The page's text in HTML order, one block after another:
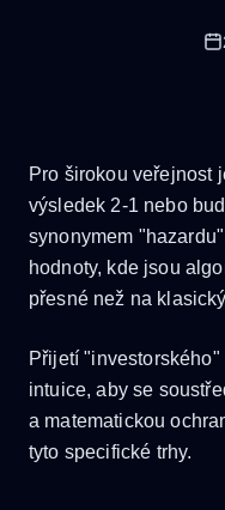
Pro širokou veřejnost
výsledek 2-1 nebo
synonymem
hodnoty, kde jsou
přesné než na
Přijetí
intuice, aby se
a matematickou
tyto specifické trhy.